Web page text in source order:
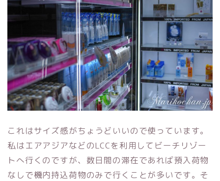
これはサイズ感がちょうどいいので使っています。
私はエアアジアなどのLCCを利用してビーチリゾー
トへ行くのですが、数日間の滞在であれば預入荷物
なしで機内持込荷物のみで行くことが多いです。そ